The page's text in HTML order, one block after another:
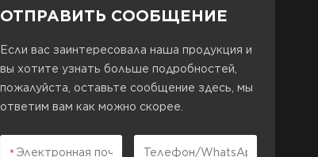
ОТПРАВИТЬ СООБЩЕНИЕ
Если вас заинтересовала наша продукция и
вы хотите узнать больше подробностей,
пожалуйста, оставьте сообщение здесь, мы
ответим вам как можно скорее.